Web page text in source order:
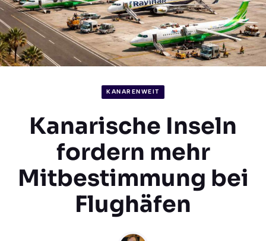
KANARENWEIT
Kanarische Inseln
fordern mehr
Mitbestimmung bei
Flughäfen